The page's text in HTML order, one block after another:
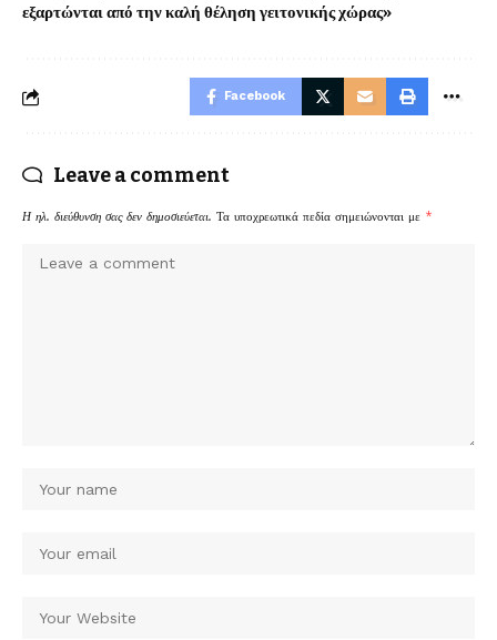
εξαρτώνται από την καλή θέληση γειτονικής χώρας»
Facebook
Leave a comment
Η ηλ. διεύθυνση σας δεν δημοσιεύεται. Τα υποχρεωτικά πεδία σημειώνονται με *